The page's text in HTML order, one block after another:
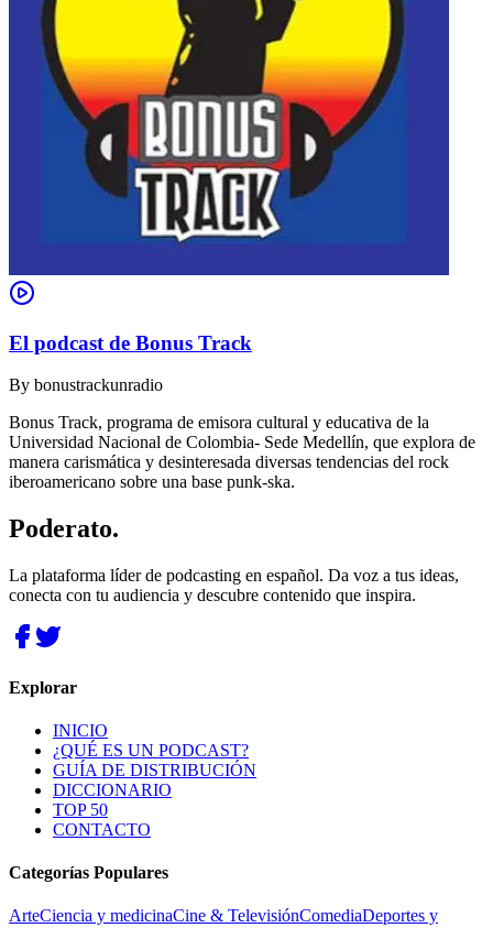
El podcast de Bonus Track
By bonustrackunradio
Bonus Track, programa de emisora cultural y educativa de la
Universidad Nacional de Colombia- Sede Medellín, que explora de
manera carismática y desinteresada diversas tendencias del rock
iberoamericano sobre una base punk-ska.
Poderato.
La plataforma líder de podcasting en español. Da voz a tus ideas,
conecta con tu audiencia y descubre contenido que inspira.
Explorar
INICIO
¿QUÉ ES UN PODCAST?
GUÍA DE DISTRIBUCIÓN
DICCIONARIO
TOP 50
CONTACTO
Categorías Populares
ArteCiencia y medicinaCine & TelevisiónComediaDeportes y